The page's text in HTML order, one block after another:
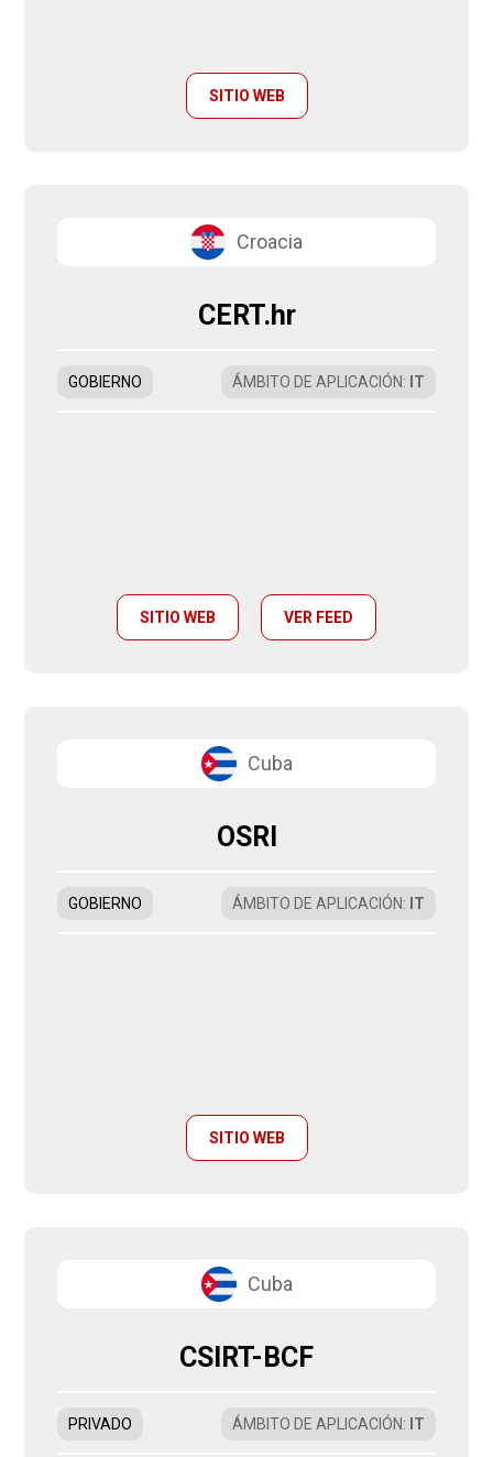
SITIO WEB
Croacia
CERT.hr
GOBIERNO ÁMBITO DE APLICACIÓN: IT
SITIO WEB VER FEED
Cuba
OSRI
GOBIERNO ÁMBITO DE APLICACIÓN: IT
SITIO WEB
Cuba
CSIRT-BCF
PRIVADO ÁMBITO DE APLICACIÓN: IT